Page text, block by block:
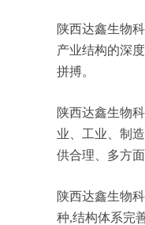
陕西达鑫生物
产业结构的深
拼搏。
陕西达鑫生物
业、工业、制
供合理、多方
陕西达鑫生物
种,结构体系完